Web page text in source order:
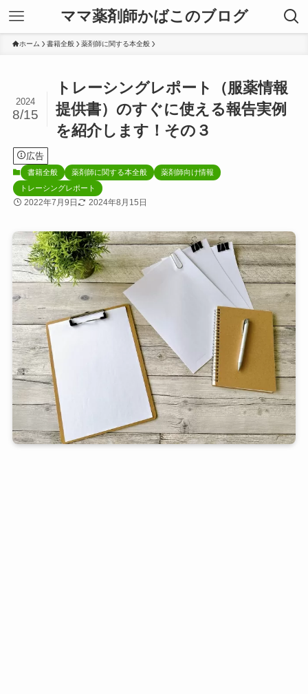
ママ薬剤師かばこのブログ
ホーム 書籍全般 薬剤師に関する本全般
トレーシングレポート（服薬情報
提供書）のすぐに使える報告実例
を紹介します！その３
2024
8/15
広告
書籍全般 薬剤師に関する本全般
薬剤師向け情報
トレーシングレポート
2022年7月9日 2024年8月15日